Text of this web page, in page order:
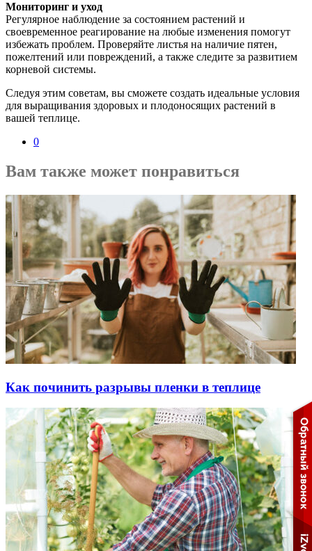
Мониторинг и уход
Регулярное наблюдение за состоянием растений и
своевременное реагирование на любые изменения помогут
избежать проблем. Проверяйте листья на наличие пятен,
пожелтений или повреждений, а также следите за развитием
корневой системы.
Следуя этим советам, вы сможете создать идеальные условия
для выращивания здоровых и плодоносящих растений в
вашей теплице.
0
Вам также может понравиться
Как починить разрывы пленки в теплице